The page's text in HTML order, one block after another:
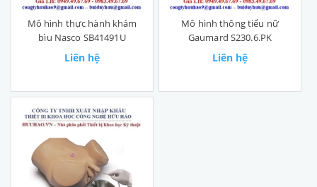
Mô hình thực hành khám
bìu Nasco SB41491U
Liên hệ
Mô hình thông tiểu nữ
Gaumard S230.6.PK
Liên hệ